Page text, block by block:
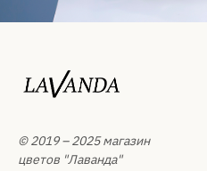
© 2019 – 2025 магазин
цветов "Лаванда"